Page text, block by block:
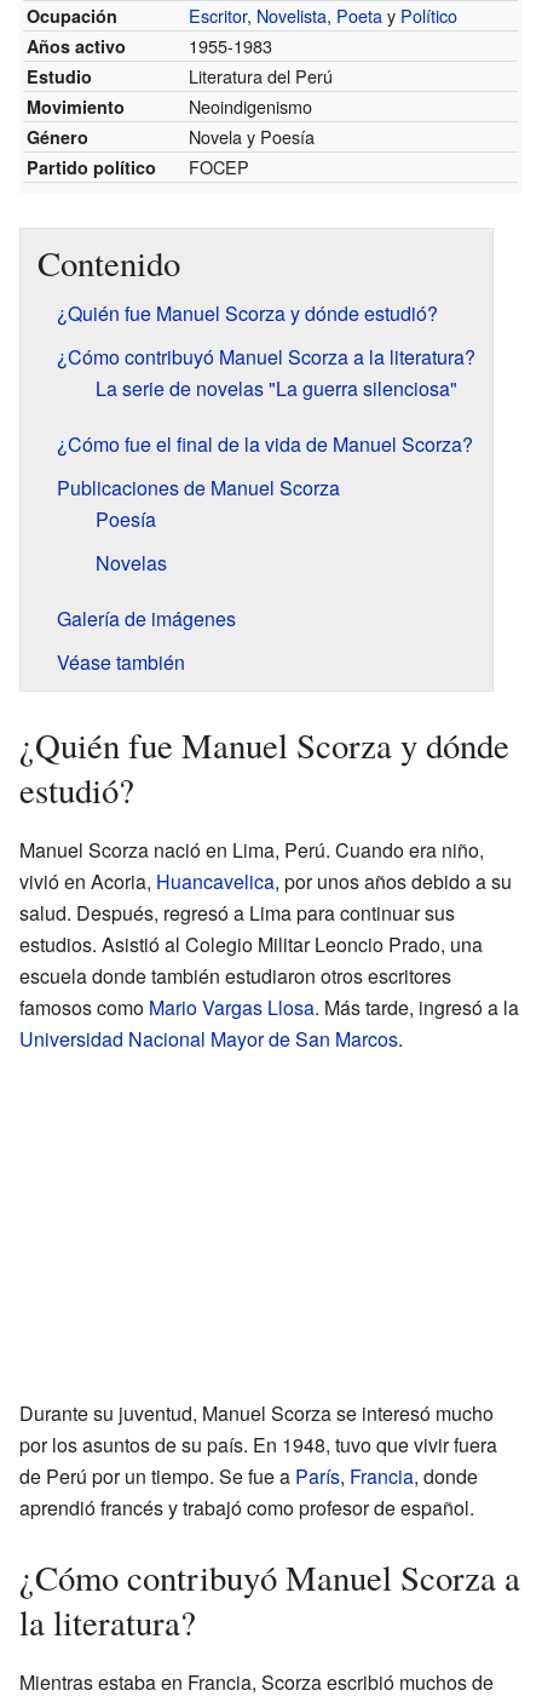
Ocupación
Escritor, Novelista, Poetay Político
Años activo 1955-1983
Estudio Literatura del Perú
Movimiento Neoindigenismo
Género Novela y Poesía
Partido político FOCEP
Contenido
¿Quién fue Manuel Scorza y dónde estudió?
¿Cómo contribuyó Manuel Scorza a la literatura?
La serie de novelas "La guerra silenciosa"
¿Cómo fue el final de la vida de Manuel Scorza?
Publicaciones de Manuel Scorza
Poesía
Novelas
Galería de imágenes
Véase también
¿Quién fue Manuel Scorza y dónde
estudió?
Manuel Scorza nació en Lima, Perú. Cuando era niño,
vivió en Acoria, Huancavelica, por unos años debido a su
salud. Después, regresó a Lima para continuar sus
estudios. Asistió al Colegio Militar Leoncio Prado, una
escuela donde también estudiaron otros escritores
famosos como Mario Vargas Llosa. Más tarde, ingresó a la
Universidad Nacional Mayor de San Marcos.
Durante su juventud, Manuel Scorza se interesó mucho
por los asuntos de su país. En 1948, tuvo que vivir fuera
de Perú por un tiempo. Se fue a París, Francia, donde
aprendió francés y trabajó como profesor de español.
¿Cómo contribuyó Manuel Scorza a
la literatura?
Mientras estaba en Francia, Scorza escribió muchos de